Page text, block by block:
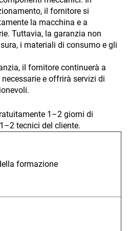
il fornitore si
la macchina e a
Tuttavia, la garanzia non
i materiali di consumo e gli
il fornitore continuerà a
e offrirà servizi di
1–2 giorni di
tecnici del cliente.
formazione